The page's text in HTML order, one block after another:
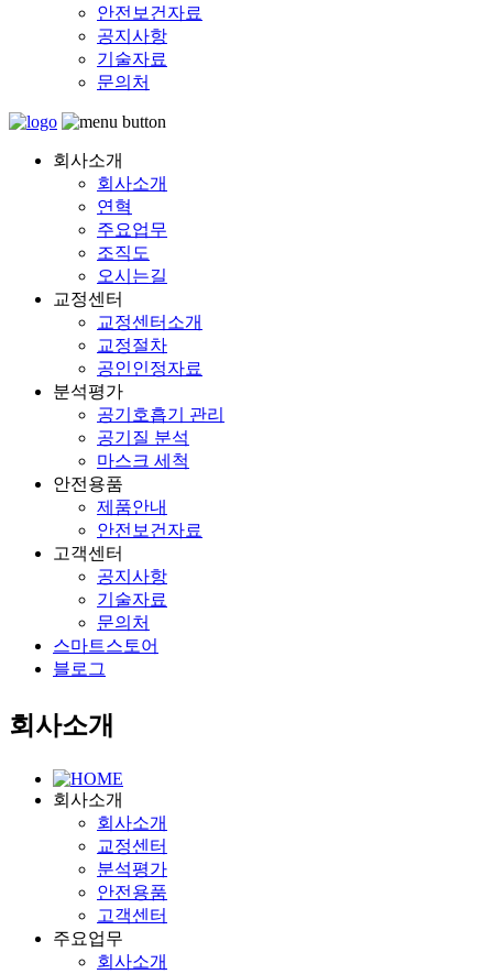
안전보건자료
공지사항
기술자료
문의처
회사소개
회사소개
연혁
주요업무
조직도
오시는길
교정센터
교정센터소개
교정절차
공인인정자료
분석평가
공기호흡기 관리
공기질 분석
마스크 세척
안전용품
제품안내
안전보건자료
고객센터
공지사항
기술자료
문의처
스마트스토어
블로그
회사소개
회사소개
회사소개
교정센터
분석평가
안전용품
고객센터
주요업무
회사소개